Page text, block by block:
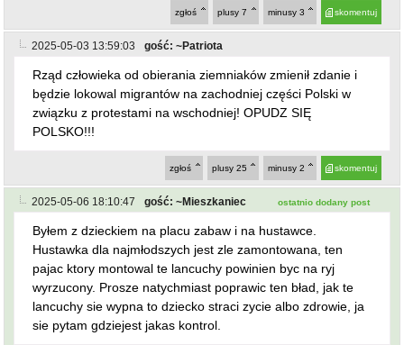
skomentuj
minusy 3
plusy 7
zgłoś
2025-05-03 13:59:03 gość: ~Patriota
Rząd człowieka od obierania ziemniaków zmienił zdanie i
będzie lokowal migrantów na zachodniej części Polski w
związku z protestami na wschodniej! OPUDZ SIĘ
POLSKO!!!
skomentuj
minusy 2
plusy 25
zgłoś
2025-05-06 18:10:47 gość: ~Mieszkaniec ostatnio dodany post
Byłem z dzieckiem na placu zabaw i na hustawce.
Hustawka dla najmłodszych jest zle zamontowana, ten
pajac ktory montowal te lancuchy powinien byc na ryj
wyrzucony. Prosze natychmiast poprawic ten bład, jak te
lancuchy sie wypna to dziecko straci zycie albo zdrowie, ja
sie pytam gdziejest jakas kontrol.